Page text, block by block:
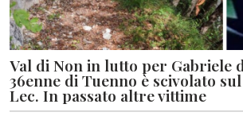
Val di Non in lutto per Gabriele
36enne di Tuenno è scivolato
Lec. In passato altre vittime